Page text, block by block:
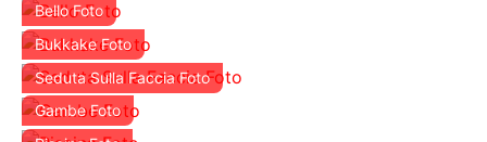
Bello Foto
Bukkake Foto
Seduta Sulla Faccia Foto
Gambe Foto